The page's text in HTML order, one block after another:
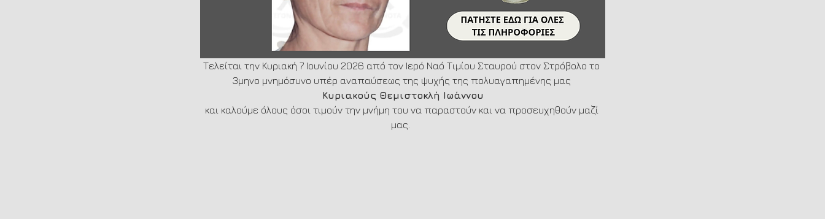
Τελείται την Κυριακή 7 Ιουνίου 2026 από τον Ιερό Ναό Τιμίου Σταυρού στον Στρόβολο το
3μηνο μνημόσυνο υπέρ αναπαύσεως της ψυχής της πολυαγαπημένης μας
Κυριακούς Θεμιστοκλή Ιωάννου
και καλούμε όλους όσοι τιμούν την μνήμη του να παραστούν και να προσευχηθούν μαζί
μας.